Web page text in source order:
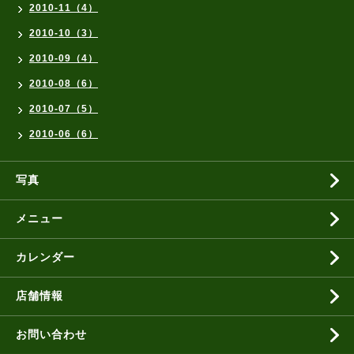
2010-11（4）
2010-10（3）
2010-09（4）
2010-08（6）
2010-07（5）
2010-06（6）
写真
メニュー
カレンダー
店舗情報
お問い合わせ